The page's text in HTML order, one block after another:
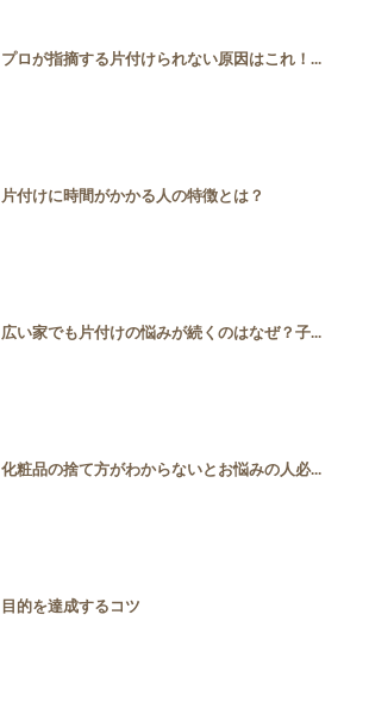
プロが指摘する片付けられない原因はこれ！...
片付けに時間がかかる人の特徴とは？
広い家でも片付けの悩みが続くのはなぜ？子...
化粧品の捨て方がわからないとお悩みの人必...
目的を達成するコツ